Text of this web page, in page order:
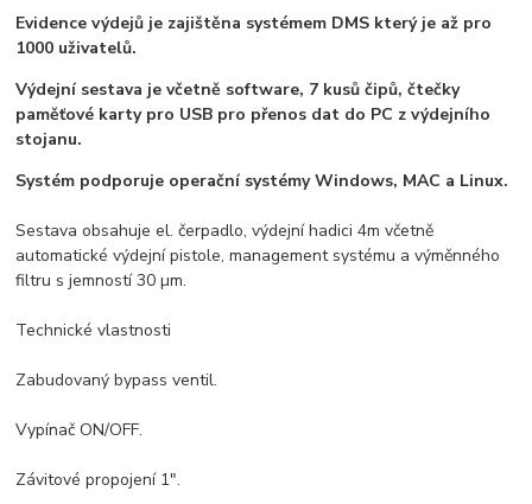
Evidence výdejů je zajištěna systémem DMS který je až pro
1000 uživatelů.
Výdejní sestava je včetně software, 7 kusů čipů, čtečky
paměťové karty pro USB pro přenos dat do PC z výdejního
stojanu.
Systém podporuje operační systémy Windows, MAC a Linux.
Sestava obsahuje el. čerpadlo, výdejní hadici 4m včetně
automatické výdejní pistole, management systému a výměnného
filtru s jemností 30 µm.
Technické vlastnosti
Zabudovaný bypass ventil.
Vypínač ON/OFF.
Závitové propojení 1".